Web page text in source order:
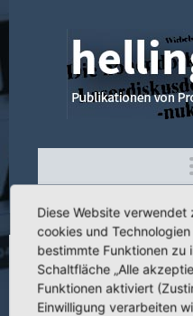
4.278 Laser Disc
Spine. Technique
Diese Website
cookies und
bestimmte Funktionen zu
Schaltfläche „Alle
Funktionen aktiviert
Einwilligung verarbeiten